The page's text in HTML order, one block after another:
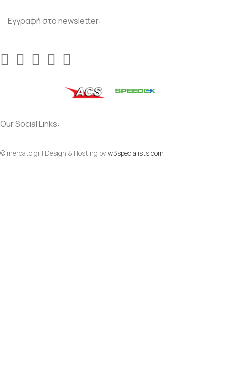
Εγγραφή στο newsletter:
Our Social Links:
© mercato.gr | Design & Hosting by w3specialists.com